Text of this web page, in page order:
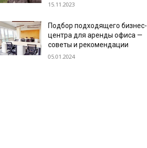
15.11.2023
Подбор подходящего бизнес-
центра для аренды офиса —
советы и рекомендации
05.01.2024